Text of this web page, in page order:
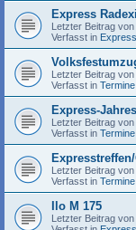
Express
Letzter Beitrag von
Verfasst in Express
Letzter Beitrag von
Verfasst in
Express-
Letzter Beitrag von
Verfasst in
Letzter Beitrag von
Verfasst in
Ilo M 175
Letzter Beitrag von